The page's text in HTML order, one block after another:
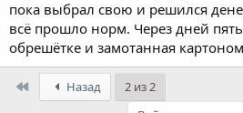
пока выбрал свою и решился
всё прошло норм. Через дней
обрешётке и замотанная
Назад
2 из 2